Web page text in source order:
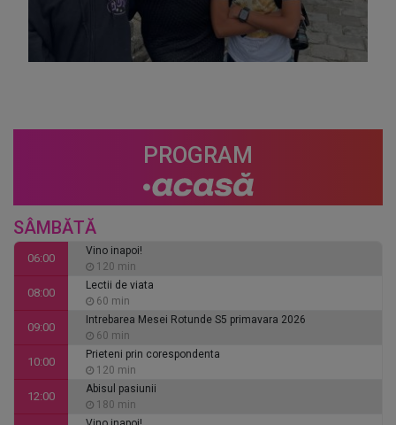
PROGRAM
SÂMBĂTĂ
06:00
Vino inapoi!
120 min
08:00
Lectii de viata
60 min
09:00
Intrebarea Mesei Rotunde S5 primavara 2026
60 min
10:00
Prieteni prin corespondenta
120 min
12:00
Abisul pasiunii
180 min